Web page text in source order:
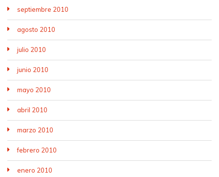
septiembre 2010
agosto 2010
julio 2010
junio 2010
mayo 2010
abril 2010
marzo 2010
febrero 2010
enero 2010